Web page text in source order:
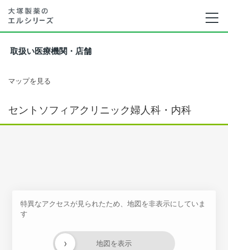
取扱い医療機関・店舗
マップを見る
セントソフィアクリニック婦人科・内科
特異なアクセスが見られたため、地図を非表示にしていま
す
地図を表示
›